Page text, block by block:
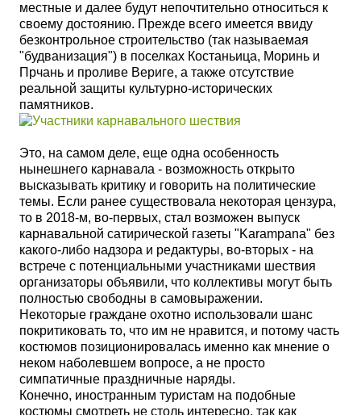
местные и далее будут непочтительно относиться к
своему достоянию. Прежде всего имеется ввиду
безконтрольное строительство (так называемая
"будванизация") в поселках Костаньица, Моринь и
Прчань и проливе Вериге, а также отсутствие
реальной защиты культурно-исторических
памятников.
Это, на самом деле, еще одна особенность
нынешнего карнавала - возможность открыто
высказывать критику и говорить на политические
темы. Если ранее существовала некоторая цензура,
то в 2018-м, во-первых, стал возможен выпуск
карнавальной сатирической газеты "Karampana" без
какого-либо надзора и редактуры, во-вторых - на
встрече с потенциальными участниками шествия
организаторы объявили, что коллективы могут быть
полностью свободны в самовыражении.
Некоторые граждане охотно использовали шанс
покритиковать то, что им не нравится, и потому часть
костюмов позиционировалась именно как мнение о
неком наболевшем вопросе, а не просто
симпатичные праздничные наряды.
Конечно, иностранным туристам на подобные
костюмы смотреть не столь интересно, так как